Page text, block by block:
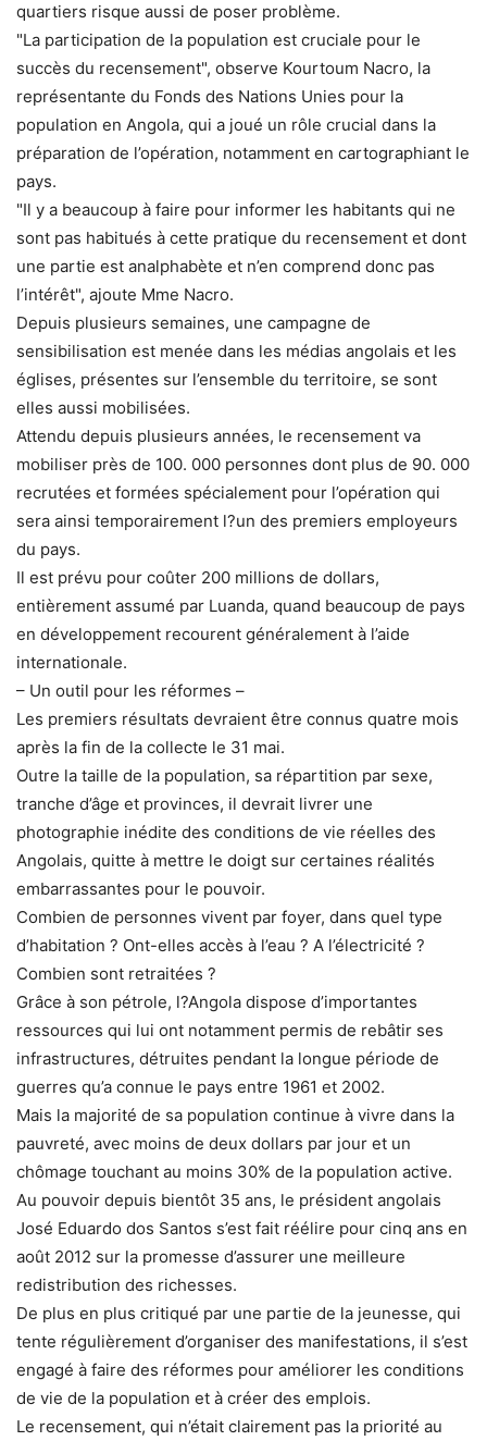
quartiers risque aussi de poser problème.
"La participation de la population est cruciale pour le
succès du recensement", observe Kourtoum Nacro, la
représentante du Fonds des Nations Unies pour la
population en Angola, qui a joué un rôle crucial dans la
préparation de l’opération, notamment en cartographiant le
pays.
"Il y a beaucoup à faire pour informer les habitants qui ne
sont pas habitués à cette pratique du recensement et dont
une partie est analphabète et n’en comprend donc pas
l’intérêt", ajoute Mme Nacro.
Depuis plusieurs semaines, une campagne de
sensibilisation est menée dans les médias angolais et les
églises, présentes sur l’ensemble du territoire, se sont
elles aussi mobilisées.
Attendu depuis plusieurs années, le recensement va
mobiliser près de 100. 000 personnes dont plus de 90. 000
recrutées et formées spécialement pour l’opération qui
sera ainsi temporairement l?un des premiers employeurs
du pays.
Il est prévu pour coûter 200 millions de dollars,
entièrement assumé par Luanda, quand beaucoup de pays
en développement recourent généralement à l’aide
internationale.
– Un outil pour les réformes –
Les premiers résultats devraient être connus quatre mois
après la fin de la collecte le 31 mai.
Outre la taille de la population, sa répartition par sexe,
tranche d’âge et provinces, il devrait livrer une
photographie inédite des conditions de vie réelles des
Angolais, quitte à mettre le doigt sur certaines réalités
embarrassantes pour le pouvoir.
Combien de personnes vivent par foyer, dans quel type
d’habitation ? Ont-elles accès à l’eau ? A l’électricité ?
Combien sont retraitées ?
Grâce à son pétrole, l?Angola dispose d’importantes
ressources qui lui ont notamment permis de rebâtir ses
infrastructures, détruites pendant la longue période de
guerres qu’a connue le pays entre 1961 et 2002.
Mais la majorité de sa population continue à vivre dans la
pauvreté, avec moins de deux dollars par jour et un
chômage touchant au moins 30% de la population active.
Au pouvoir depuis bientôt 35 ans, le président angolais
José Eduardo dos Santos s’est fait réélire pour cinq ans en
août 2012 sur la promesse d’assurer une meilleure
redistribution des richesses.
De plus en plus critiqué par une partie de la jeunesse, qui
tente régulièrement d’organiser des manifestations, il s’est
engagé à faire des réformes pour améliorer les conditions
de vie de la population et à créer des emplois.
Le recensement, qui n’était clairement pas la priorité au